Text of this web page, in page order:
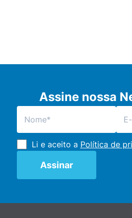
Assine nossa
Li e aceito a Política de